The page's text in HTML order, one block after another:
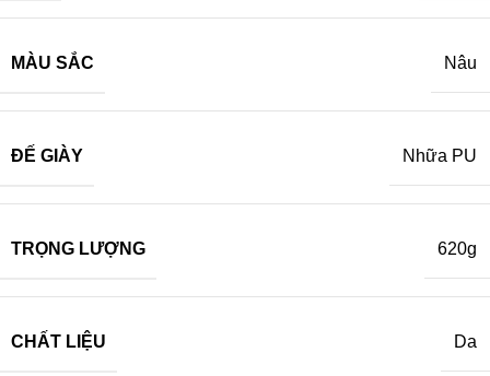
MÀU SẮC Nâu
ĐẾ GIÀY Nhữa PU
TRỌNG LƯỢNG 620g
CHẤT LIỆU Da